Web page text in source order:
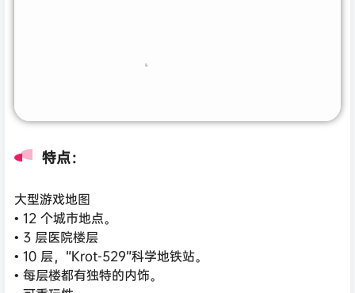
特点：
大型游戏地图
• 12 个城市地点。
• 3 层医院楼层
• 10 层，“Krot-529”科学地铁站。
• 每层楼都有独特的内饰。